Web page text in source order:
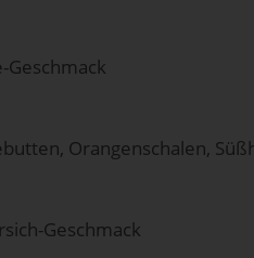
Orangenschalen,
Geschmack